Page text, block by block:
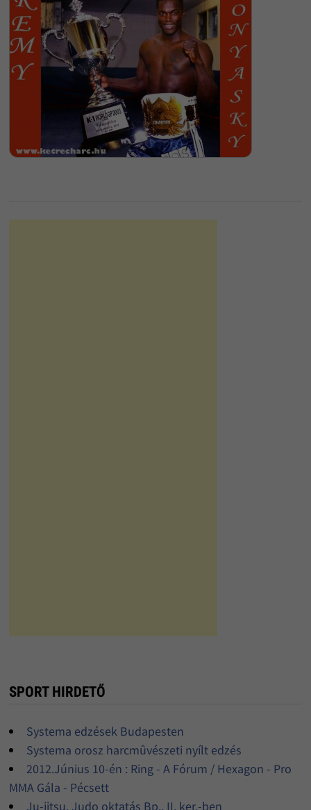
SPORT HIRDETŐ
Systema edzések Budapesten
Systema orosz harcmûvészeti nyílt edzés
2012.Június 10-én : Ring - A Fórum / Hexagon - Pro
MMA Gála - Pécsett
Ju-jitsu, Judo oktatás Bp., II. ker.-ben